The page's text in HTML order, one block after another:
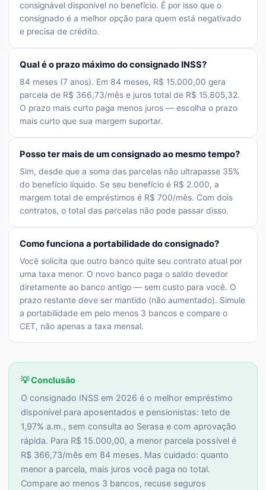
consignável disponível no benefício. É por isso que o
consignado é a melhor opção para quem está negativado
e precisa de crédito.
Qual é o prazo máximo do consignado INSS?
84 meses (7 anos). Em 84 meses, R$ 15.000,00 gera
parcela de R$ 366,73/mês e juros total de R$ 15.805,32.
O prazo mais curto paga menos juros — escolha o prazo
mais curto que sua margem suportar.
Posso ter mais de um consignado ao mesmo tempo?
Sim, desde que a soma das parcelas não ultrapasse 35%
do benefício líquido. Se seu benefício é R$ 2.000, a
margem total de empréstimos é R$ 700/mês. Com dois
contratos, o total das parcelas não pode passar disso.
Como funciona a portabilidade do consignado?
Você solicita que outro banco quite seu contrato atual por
uma taxa menor. O novo banco paga o saldo devedor
diretamente ao banco antigo — sem custo para você. O
prazo restante deve ser mantido (não aumentado). Simule
a portabilidade em pelo menos 3 bancos e compare o
CET, não apenas a taxa mensal.
💡 Conclusão
O consignado INSS em 2026 é o melhor empréstimo
disponível para aposentados e pensionistas: teto de
1,97% a.m., sem consulta ao Serasa e com aprovação
rápida. Para R$ 15.000,00, a menor parcela possível é
R$ 366,73/mês em 84 meses. Mas cuidado: quanto
menor a parcela, mais juros você paga no total.
Compare ao menos 3 bancos, recuse seguros